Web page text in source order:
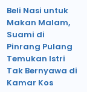
Beli Nasi untuk
Makan Malam,
Suami di
Pinrang Pulang
Temukan Istri
Tak Bernyawa di
Kamar Kos